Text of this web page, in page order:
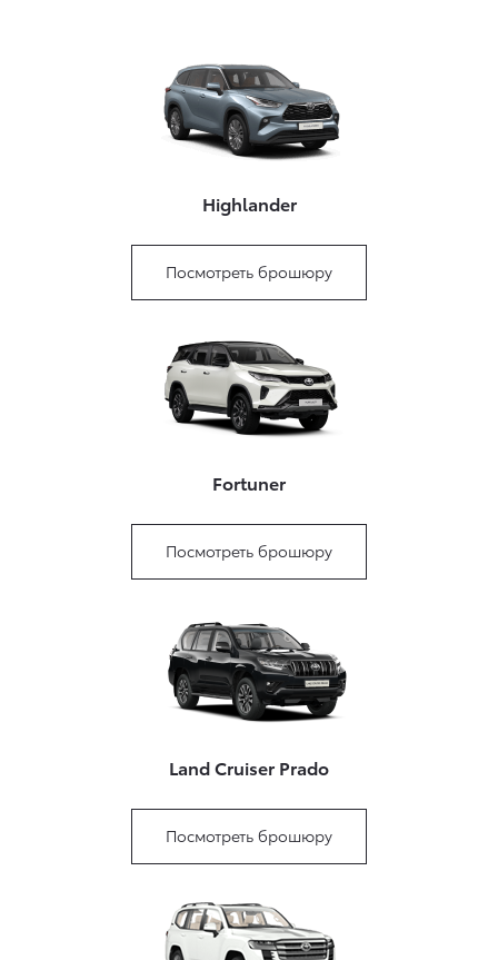
Highlander
Посмотреть брошюру
Fortuner
Посмотреть брошюру
Land Cruiser Prado
Посмотреть брошюру